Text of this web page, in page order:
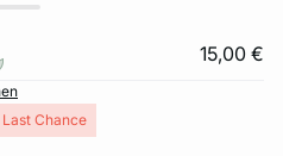
15,00 €
Last Chance